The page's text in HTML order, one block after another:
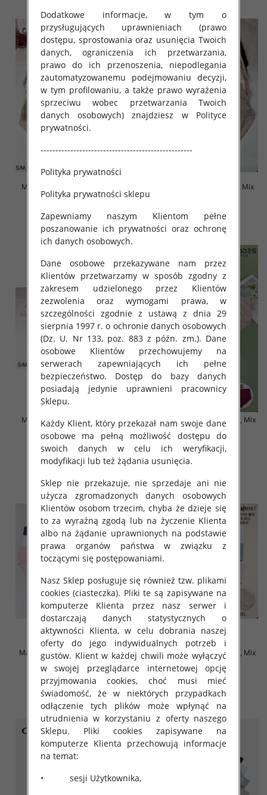
Majtki damskie Roz S-2XL, Mix
kolor Paczka 24 szt
4.80 zł
szczegóły
Majtki damskie Roz S-2XL, Mix
4.50 zł
szczegóły
Majtki damskie Roz S-2XL, Mix
kolor Paczka 24 szt
4.50 zł
szczegóły
Majtki damskie Roz XL-4XL, Mix
kolor Paczka 24 szt
6.50 zł
szczegóły
Majtki damskie Roz XL-4XL, Mix
kolor Paczka 24 szt
4.80 zł
szczegóły
Majtki damskie Roz XL-4XL, Mix
kolor Paczka 24 szt
4.70 zł
szczegóły
Dodatkowe informacje, w tym o
przysługujących uprawnieniach (prawo
dostępu, sprostowania oraz usunięcia Twoich
danych, ograniczenia ich przetwarzania,
prawo do ich przenoszenia, niepodlegania
zautomatyzowanemu podejmowaniu decyzji,
w tym profilowaniu, a także prawo wyrażenia
sprzeciwu wobec przetwarzania Twoich
danych osobowych) znajdziesz w Polityce
prywatności.
---------------------------------------------------
Polityka prywatności
Polityka prywatności sklepu
Zapewniamy naszym Klientom pełne
poszanowanie ich prywatności oraz ochronę
ich danych osobowych.
Dane osobowe przekazywane nam przez
Klientów przetwarzamy w sposób zgodny z
zakresem udzielonego przez Klientów
zezwolenia oraz wymogami prawa, w
szczególności zgodnie z ustawą z dnia 29
sierpnia 1997 r. o ochronie danych osobowych
(Dz. U. Nr 133, poz. 883 z późn. zm.). Dane
osobowe Klientów przechowujemy na
serwerach zapewniających ich pełne
bezpieczeństwo. Dostęp do bazy danych
posiadają jedynie uprawnieni pracownicy
Sklepu.
Każdy Klient, który przekazał nam swoje dane
osobowe ma pełną możliwość dostępu do
swoich danych w celu ich weryfikacji,
modyfikacji lub też żądania usunięcia.
Sklep nie przekazuje, nie sprzedaje ani nie
użycza zgromadzonych danych osobowych
Klientów osobom trzecim, chyba że dzieje się
to za wyraźną zgodą lub na życzenie Klienta
albo na żądanie uprawnionych na podstawie
prawa organów państwa w związku z
toczącymi się postępowaniami.
Nasz Sklep posługuje się również tzw. plikami
cookies (ciasteczka). Pliki te są zapisywane na
komputerze Klienta przez nasz serwer i
dostarczają danych statystycznych o
aktywności Klienta, w celu dobrania naszej
oferty do jego indywidualnych potrzeb i
gustów. Klient w każdej chwili może wyłączyć
w swojej przeglądarce internetowej opcję
przyjmowania cookies, choć musi mieć
świadomość, że w niektórych przypadkach
odłączenie tych plików może wpłynąć na
utrudnienia w korzystaniu z oferty naszego
Sklepu. Pliki cookies zapisywane na
komputerze Klienta przechowują informacje
na temat:
• sesji Użytkownika,